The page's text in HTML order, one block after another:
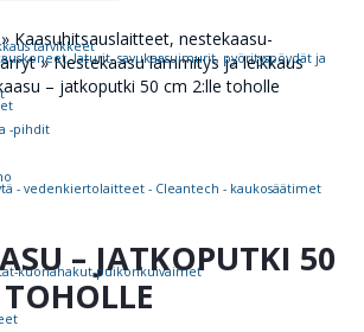
tarvikkeet
laturit, savukaasuimurit, pyörityspöydät ja
-pihdit
- vedenkiertolaitteet - Cleantech - kaukosäätimet
kuonahakut-puikonkuivaimet
Kaasuhitsaus­laitteet, nestekaasu­
»Nestekaasu lämmitys ja leikkaus
– jatkoputki 50 cm 2:lle toholle
– JATKOPUTKI 50